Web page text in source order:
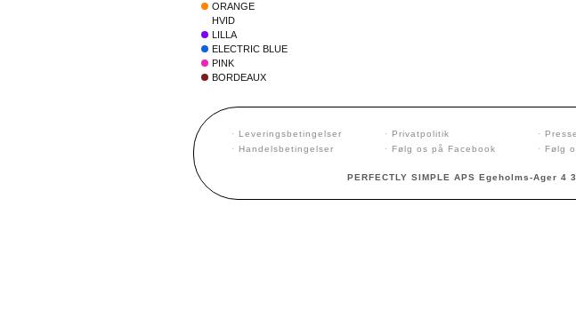
ORANGE
HVID
LILLA
ELECTRIC BLUE
PINK
BORDEAUX
· Leveringsbetingelser · Privatpolitik · Presse
· Handelsbetingelser · Følg os på Facebook · Følg
PERFECTLY SIMPLE APS Egeholms-Ager 4